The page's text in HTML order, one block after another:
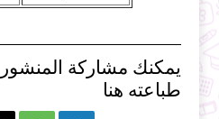
يمكنك مشاركة المنشور
طباعته هنا